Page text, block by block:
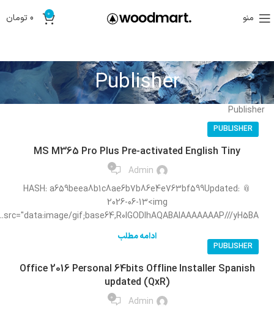
منو 0
0تومان
Publisher
Publisher
PUBLISHER
MS M365 Pro Plus Pre-activated English Tiny
Admin
0
📎 HASH: a659beea8b1c8ae6b7b86e4e763bf599Updated:
2026-06-13<img
src="data:image/gif;base64,R0lGODlhAQABAIAAAAAAAP///yH5BA...
ادامه مطلب
PUBLISHER
Office 2016 Personal 64bits Offline Installer Spanish
updated (QxR)
Admin
0